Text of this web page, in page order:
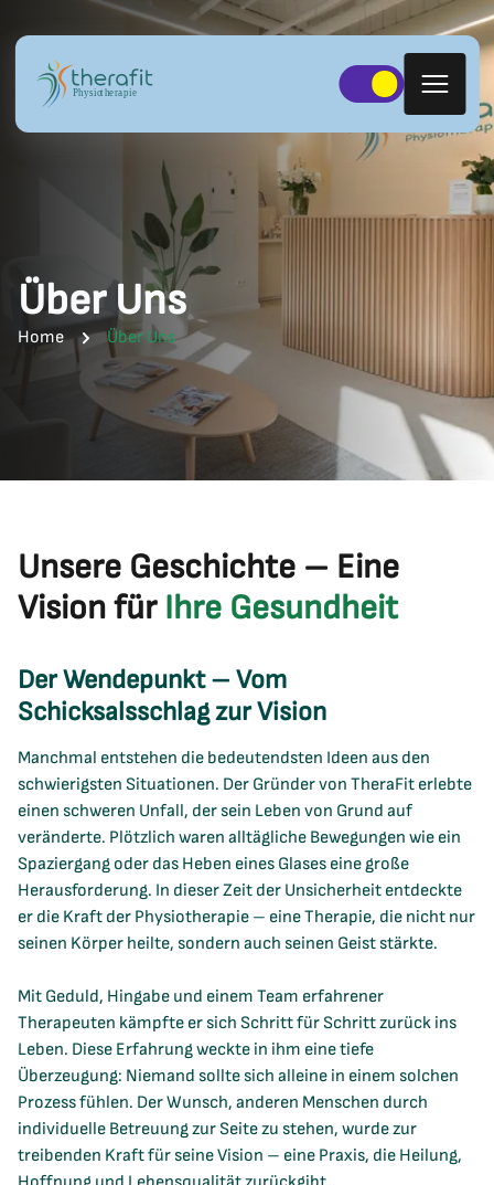
Über Uns
Home Über Uns
Unsere Geschichte – Eine
Vision für Ihre Gesundheit
Der Wendepunkt – Vom
Schicksalsschlag zur Vision
Manchmal entstehen die bedeutendsten Ideen aus den
schwierigsten Situationen. Der Gründer von TheraFit erlebte
einen schweren Unfall, der sein Leben von Grund auf
veränderte. Plötzlich waren alltägliche Bewegungen wie ein
Spaziergang oder das Heben eines Glases eine große
Herausforderung. In dieser Zeit der Unsicherheit entdeckte
er die Kraft der Physiotherapie – eine Therapie, die nicht nur
seinen Körper heilte, sondern auch seinen Geist stärkte.
Mit Geduld, Hingabe und einem Team erfahrener
Therapeuten kämpfte er sich Schritt für Schritt zurück ins
Leben. Diese Erfahrung weckte in ihm eine tiefe
Überzeugung: Niemand sollte sich alleine in einem solchen
Prozess fühlen. Der Wunsch, anderen Menschen durch
individuelle Betreuung zur Seite zu stehen, wurde zur
treibenden Kraft für seine Vision – eine Praxis, die Heilung,